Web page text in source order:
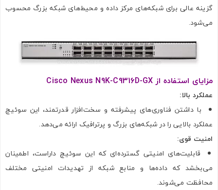
گزینه عالی برای شبکه‌های مرکز داده و محیط‌های شبکه بزرگ محسوب
می‌شود.
مزایای استفاده ازCisco Nexus N9K-C9316D-GX
عملکرد بالا:
با داشتن فناوری‌های پیشرفته و سخت‌افزار قدرتمند، این سوئیچ
عملکرد بالایی را در شبکه‌های بزرگ و پرترافیک ارائه می‌دهد.
امنیت قوی:
قابلیت‌های امنیتی گسترده‌ای که این سوئیچ داراست، اطمینان
می‌بخشد که داده‌ها و منابع شبکه از تهدیدات امنیتی مختلف
محافظت می‌شوند.